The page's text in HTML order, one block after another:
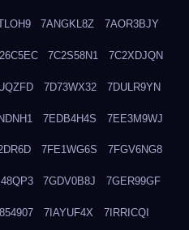
7ANGKL8Z 7AOR3BJY
7C2S58N1 7C2XDJQN
7D73WX32 7DULR9YN
7EDB4H4S 7EE3M9WJ
7FE1WG6S 7FGV6NG8
7GDV0B8J 7GER99GF
7IAYUF4X 7IRRICQI